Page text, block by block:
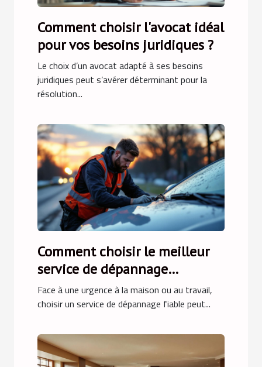
Comment choisir l'avocat idéal
pour vos besoins juridiques ?
Le choix d’un avocat adapté à ses besoins
juridiques peut s’avérer déterminant pour la
résolution...
Comment choisir le meilleur
service de dépannage
d'urgence ?
Face à une urgence à la maison ou au travail,
choisir un service de dépannage fiable peut...